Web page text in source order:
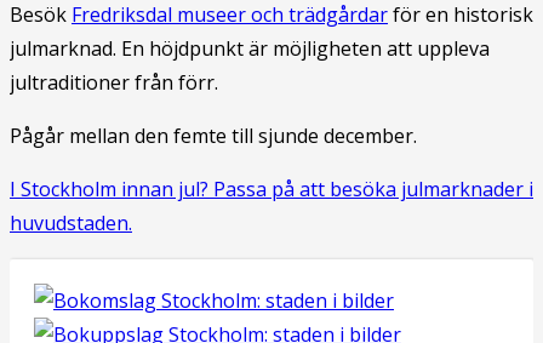
Besök Fredriksdal museer och trädgårdarför en historisk
julmarknad. En höjdpunkt är möjligheten att uppleva
jultraditioner från förr.
Pågår mellan den femte till sjunde december.
I Stockholm innan jul? Passa på att besöka julmarknader i
huvudstaden.